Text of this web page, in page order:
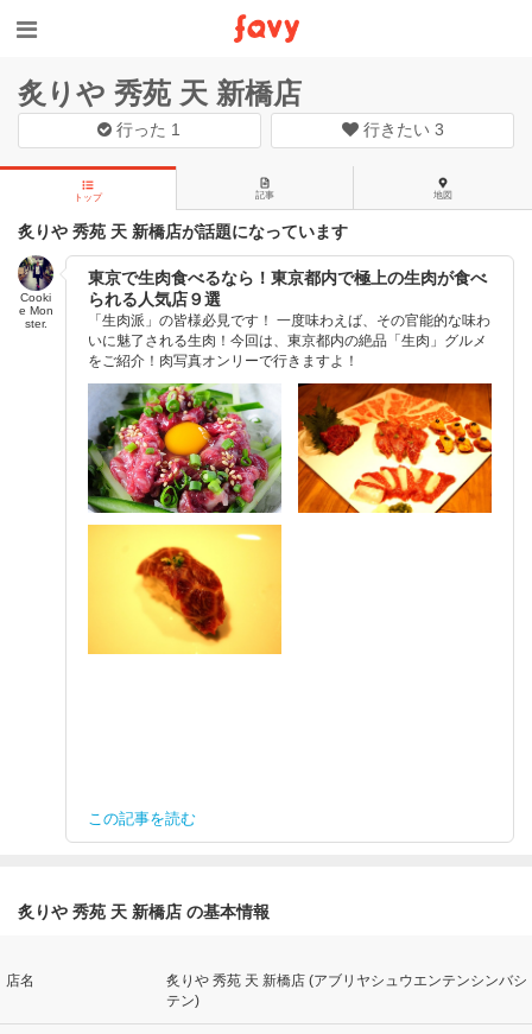
炙りや 秀苑 天 新橋店
行った 1 行きたい 3
トップ 記事 地図
炙りや 秀苑 天 新橋店が話題になっています
Cooki
e Mon
ster.
東京で生肉食べるなら！東京都内で極上の生肉が食べ
られる人気店９選
「生肉派」の皆様必見です！ 一度味わえば、その官能的な味わ
いに魅了される生肉！今回は、東京都内の絶品「生肉」グルメ
をご紹介！肉写真オンリーで行きますよ！
この記事を読む
炙りや 秀苑 天 新橋店 の基本情報
店名
炙りや 秀苑 天 新橋店 (アブリヤシュウエンテンシンバシ
テン)